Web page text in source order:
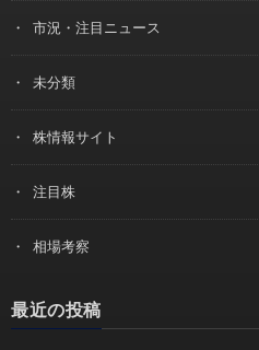
市況・注目ニュース
未分類
株情報サイト
注目株
相場考察
最近の投稿